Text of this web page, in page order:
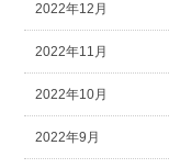
2022年12月
2022年11月
2022年10月
2022年9月